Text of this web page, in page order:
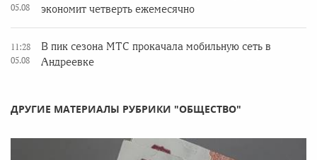
05.08
экономит четверть ежемесячно
11:28
05.08
В пик сезона МТС прокачала мобильную сеть в
Андреевке
ДРУГИЕ МАТЕРИАЛЫ РУБРИКИ "ОБЩЕСТВО"